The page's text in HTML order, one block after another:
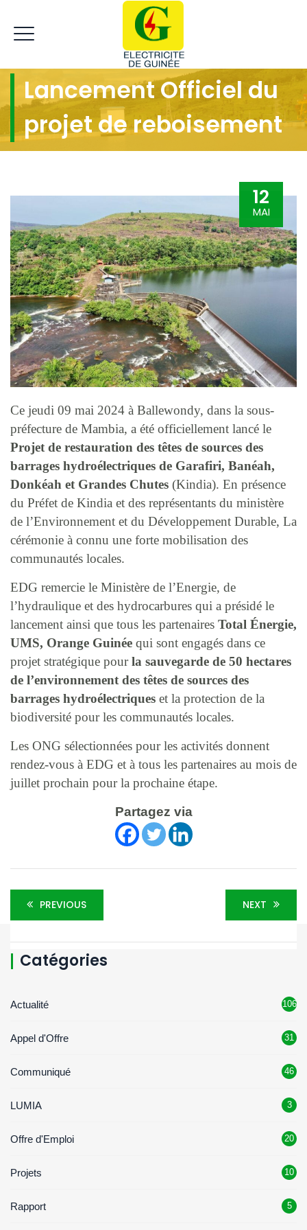
Lancement Officiel du
projet de reboisement
12
MAI
Ce jeudi 09 mai 2024 à Ballewondy, dans la sous-
préfecture de Mambia, a été officiellement lancé le
Projet de restauration des têtes de sources des
barrages hydroélectriques de Garafiri, Banéah,
Donkéah et Grandes Chutes (Kindia). En présence
du Préfet de Kindia et des représentants du ministère
de l’Environnement et du Développement Durable, La
cérémonie à connu une forte mobilisation des
communautés locales.
EDG remercie le Ministère de l’Energie, de
l’hydraulique et des hydrocarbures qui a présidé le
lancement ainsi que tous les partenaires Total Énergie,
UMS, Orange Guinée qui sont engagés dans ce
projet stratégique pourla sauvegarde de 50 hectares
de l’environnement des têtes de sources des
barrages hydroélectriques et la protection de la
biodiversité pour les communautés locales.
Les ONG sélectionnées pour les activités donnent
rendez-vous à EDG et à tous les partenaires au mois de
juillet prochain pour la prochaine étape.
Partagez via
PREVIOUS NEXT
Catégories
Actualité 106
Appel d'Offre 31
Communiqué 46
LUMIA 3
Offre d'Emploi 20
Projets 10
Rapport 5